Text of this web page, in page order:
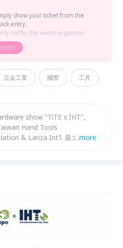
show your ticket from the
entry.
set by the event organizer.
五金工業 國際 工具
show "TiTE x IHT",
Hand Tools
& Lanza Int'l. 最大規模
扣件、園藝、農業與戶外用
...more